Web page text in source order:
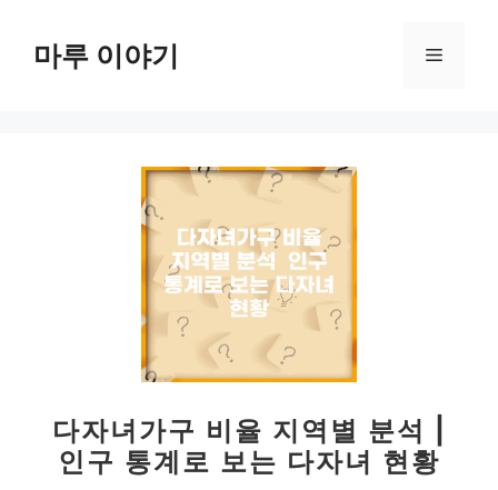
마루 이야기 메
다자녀가구 비율 지역별 분석 |
인구 통계로 보는 다자녀 현황